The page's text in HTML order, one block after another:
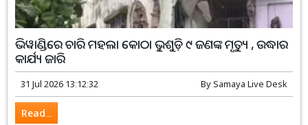
ଭିୱାଣ୍ଡିରେ ଚାରି ମହଲା କୋଠା ଭୁଶୁଡ଼ି ୯ ଜଣଙ୍କ ମୃତ୍ୟୁ , ଉଦ୍ଧାର
କାର୍ଯ୍ୟ ଜାରି
31 Jul 2026 13:12:32 BySamaya Live Desk
Read...